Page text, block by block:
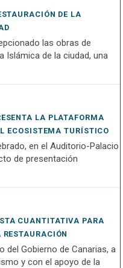
DE LA
las obras de
Islámica de la ciudad, una
LA PLATAFORMA
ECOSISTEMA TURÍSTICO
en el Auditorio-Palacio
de presentación
CUANTITATIVA PARA
del Gobierno de Canarias, a
y con el apoyo de la